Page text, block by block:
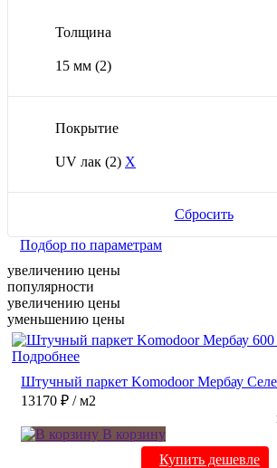
Толщина
15 мм (2)
Покрытие
UV лак (2) X
Сбросить
Подбор по параметрам
увеличению цены
популярности
увеличению цены
уменьшению цены
Подробнее
Штучный паркет Komodoor Мербау
13170 ₽ / м2
В корзину
Купить дешевле